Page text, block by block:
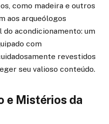
como madeira e outros
aos arqueólogos
acondicionamento: um
com
revestidos
seu valioso conteúdo.
e Mistérios da